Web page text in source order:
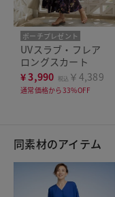
ポーチプレゼント
洗濯機可
UVスラブ・フレア
ロングスカート
¥3,990 税込 ￥4,389
通常価格から33%OFF
同素材のアイテム